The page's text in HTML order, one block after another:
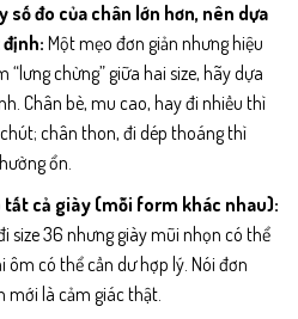
số đo của chân lớn hơn, nên dựa
Một mẹo đơn giản nhưng hiệu
“lưng chừng” giữa hai size, hãy dựa
Chân bè, mu cao, hay đi nhiều thì
chân thon, đi dép thoáng thì
ổn.
cả giày (mỗi form khác nhau):
size 36 nhưng giày mũi nhọn có thể
ôm có thể cần dư hợp lý. Nói đơn
mới là cảm giác thật.